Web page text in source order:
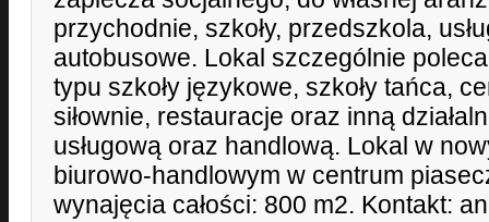
przychodnie, szkoły, przedszkola,
autobusowe. Lokal szczególnie
typu szkoły językowe, szkoły tańca,
siłownie, restauracje oraz inną
usługową oraz handlową. Lokal w
biurowo-handlowym w centrum
wynajęcia całości: 800 m2. Kontakt: